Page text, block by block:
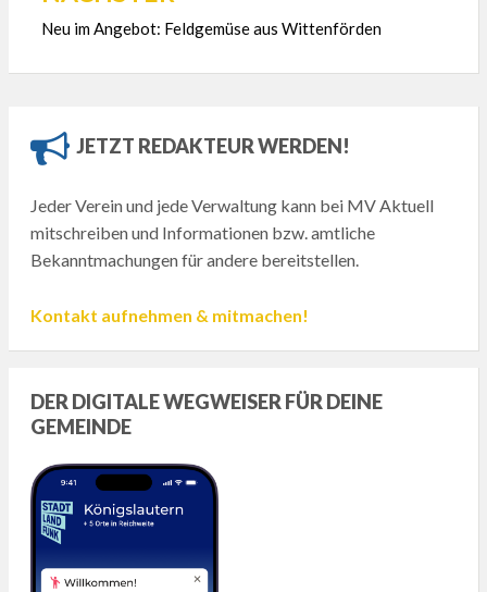
Neu im Angebot: Feldgemüse aus Wittenförden
JETZT REDAKTEUR WERDEN!
Jeder Verein und jede Verwaltung kann bei MV Aktuell
mitschreiben und Informationen bzw. amtliche
Bekanntmachungen für andere bereitstellen.
Kontakt aufnehmen & mitmachen!
DER DIGITALE WEGWEISER FÜR DEINE
GEMEINDE